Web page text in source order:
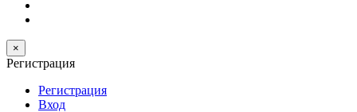
×
Регистрация
Регистрация
Вход